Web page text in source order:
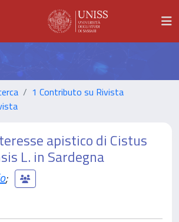
1 Contributo su Rivista
apistico di Cistus
L. in Sardegna
;